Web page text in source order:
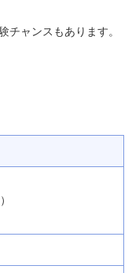
チャンスもあります。